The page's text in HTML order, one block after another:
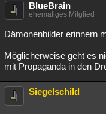
BlueBrain
ehemaliges Mitglied
Dämonenbilder erinnern
Möglicherweise geht es
mit Propaganda in den
Siegelschild